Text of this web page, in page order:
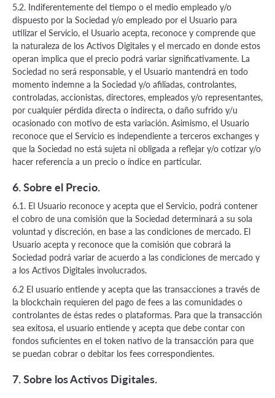
5.2. Indiferentemente del tiempo o el medio empleado y/o
dispuesto por la Sociedad y/o empleado por el Usuario para
utilizar el Servicio, el Usuario acepta, reconoce y comprende que
la naturaleza de los Activos Digitales y el mercado en donde estos
operan implica que el precio podrá variar significativamente. La
Sociedad no será responsable, y el Usuario mantendrá en todo
momento indemne a la Sociedad y/o afiliadas, controlantes,
controladas, accionistas, directores, empleados y/o representantes,
por cualquier pérdida directa o indirecta, o daño sufrido y/u
ocasionado con motivo de esta variación. Asimismo, el Usuario
reconoce que el Servicio es independiente a terceros exchanges y
que la Sociedad no está sujeta ni obligada a reflejar y/o cotizar y/o
hacer referencia a un precio o índice en particular.
6. Sobre el Precio.
6.1. El Usuario reconoce y acepta que el Servicio, podrá contener
el cobro de una comisión que la Sociedad determinará a su sola
voluntad y discreción, en base a las condiciones de mercado. El
Usuario acepta y reconoce que la comisión que cobrará la
Sociedad podrá variar de acuerdo a las condiciones de mercado y
a los Activos Digitales involucrados.
6.2 El usuario entiende y acepta que las transacciones a través de
la blockchain requieren del pago de fees a las comunidades o
controlantes de éstas redes o plataformas. Para que la transacción
sea exitosa, el usuario entiende y acepta que debe contar con
fondos suficientes en el token nativo de la transacción para que
se puedan cobrar o debitar los fees correspondientes.
7. Sobre los Activos Digitales.